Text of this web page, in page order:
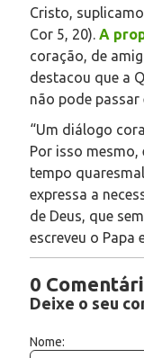
Cristo,
Cor 5, 20). A
coração, de
destacou que a
não pode passar
“Um diálogo
Por isso
tempo
expressa a
de Deus, que
escreveu o Papa
0
Deixe o seu
Nome: